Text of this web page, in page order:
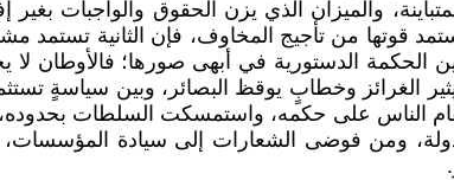
والميزان الذي يزن الحقوق والواجبات
قوتها من تأجيج المخاوف، فإن الثانية
الحكمة الدستورية في أبهى صورها؛ فالأوطان لا
الغرائز وخطابٍ يوقظ البصائر، وبين سياسةٍ
الناس على حكمه، واستمسكت السلطات
ومن فوضى الشعارات إلى سيادة المؤسسات،